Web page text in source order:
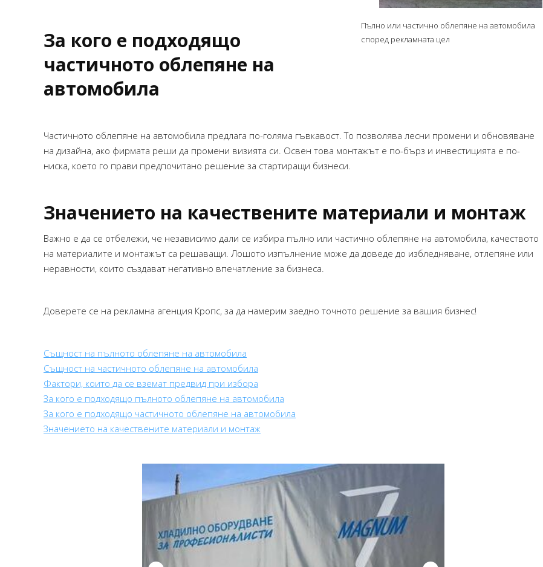
Пълно или частично облепяне на автомобила
според рекламната цел
За кого е подходящо
частичното облепяне на
автомобила
Частичното облепяне на автомобила предлага по-голяма гъвкавост. То позволява лесни промени и обновяване
на дизайна, ако фирмата реши да промени визията си. Освен това монтажът е по-бърз и инвестицията е по-
ниска, което го прави предпочитано решение за стартиращи бизнеси.
Значението на качествените материали и монтаж
Важно е да се отбележи, че независимо дали се избира пълно или частично облепяне на автомобила, качеството
на материалите и монтажът са решаващи. Лошото изпълнение може да доведе до избледняване, отлепяне или
неравности, които създават негативно впечатление за бизнеса.
Доверете се на рекламна агенция Кропс, за да намерим заедно точното решение за вашия бизнес!
Същност на пълното облепяне на автомобила
Същност на частичното облепяне на автомобила
Фактори, които да се вземат предвид при избора
За кого е подходящо пълното облепяне на автомобила
За кого е подходящо частичното облепяне на автомобила
Значението на качествените материали и монтаж